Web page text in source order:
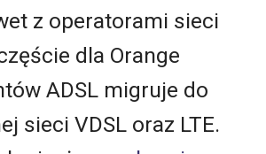
z operatorami sieci
dla Orange
ADSL migruje do
sieci VDSL oraz LTE.